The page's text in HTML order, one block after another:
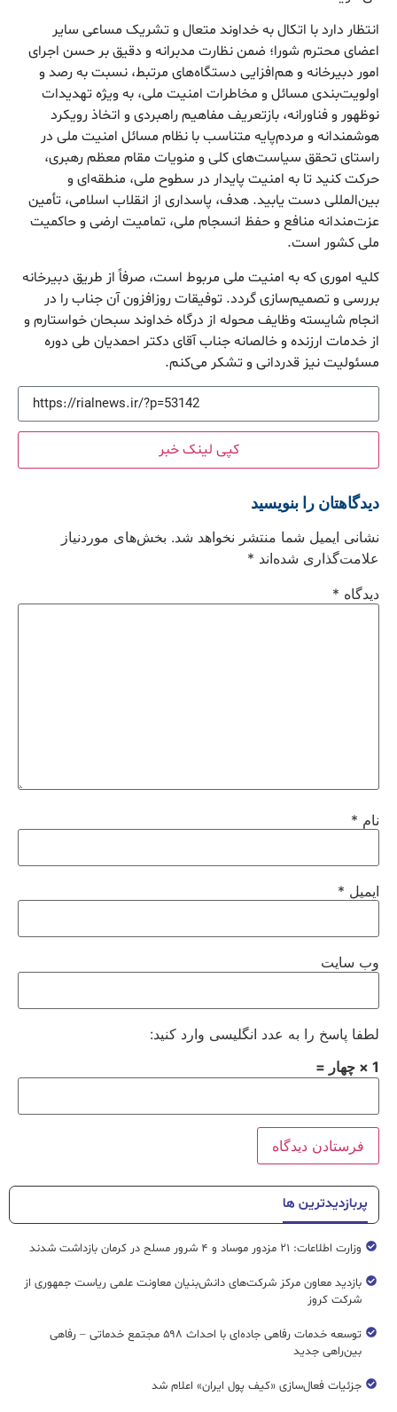
انتظار دارد با اتکال به خداوند متعال و تشریک مساعی سایر
اعضای محترم شورا؛ ضمن نظارت مدبرانه و دقیق بر حسن اجرای
امور دبیرخانه و هم‌افزایی دستگاه‌های مرتبط، نسبت به رصد و
اولویت‌بندی مسائل و مخاطرات امنیت ملی، به ویژه تهدیدات
نوظهور و فناورانه، بازتعریف مفاهیم راهبردی و اتخاذ رویکرد
هوشمندانه و مردم‌پایه متناسب با نظام مسائل امنیت ملی در
راستای تحقق سیاست‌های کلی و منویات مقام معظم رهبری،
حرکت کنید تا به امنیت پایدار در سطوح ملی، منطقه‌ای و
بین‌المللی دست یابید. هدف، پاسداری از انقلاب اسلامی، تأمین
عزت‌مندانه منافع و حفظ انسجام ملی، تمامیت ارضی و حاکمیت
ملی کشور است.
کلیه اموری که به امنیت ملی مربوط است، صرفاً از طریق دبیرخانه
بررسی و تصمیم‌سازی گردد. توفیقات روزافزون آن جناب را در
انجام شایسته وظایف محوله از درگاه خداوند سبحان خواستارم و
از خدمات ارزنده و خالصانه جناب آقای دکتر احمدیان طی دوره
مسئولیت نیز قدردانی و تشکر می‌کنم.
کپی لینک خبر
دیدگاهتان را بنویسید
نشانی ایمیل شما منتشر نخواهد شد. بخش‌های موردنیاز
علامت‌گذاری شده‌اند *
دیدگاه *
نام *
ایمیل *
وب‌ سایت
لطفا پاسخ را به عدد انگلیسی وارد کنید:
1 × چهار =
پربازدیدترین ها
وزارت اطلاعات: ۲۱ مزدور موساد و ۴ شرور مسلح در کرمان بازداشت شدند
بازدید معاون مرکز شرکت‌های دانش‌بنیان معاونت علمی ریاست جمهوری از
شرکت کروز
توسعه خدمات رفاهی جاده‌ای با احداث ۵۹۸ مجتمع خدماتی – رفاهی
بین‌راهی جدید
جزئیات فعال‌سازی «کیف پول ایران» اعلام شد